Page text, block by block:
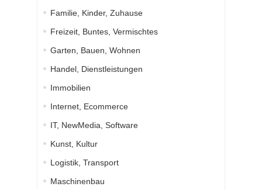
Familie, Kinder, Zuhause
Freizeit, Buntes, Vermischtes
Garten, Bauen, Wohnen
Handel, Dienstleistungen
Immobilien
Internet, Ecommerce
IT, NewMedia, Software
Kunst, Kultur
Logistik, Transport
Maschinenbau